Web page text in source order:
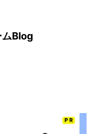
ムBlog